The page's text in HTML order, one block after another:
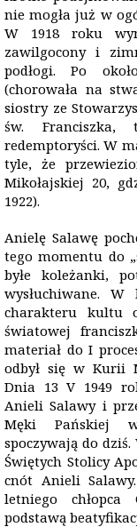
nie mogła już w
W 1918 roku
zawilgocony i
podłogi. Po
(chorowała na
siostry ze
św.
redemptoryści. W
tyle, że
Mikołajskiej 20,
1922).
Anielę Salawę
tego momentu do
byłe koleżanki,
wysłuchiwane.
charakteru kultu
światowej
materiał do I
odbył się w Kurii
Dnia 13 V 1949
Anieli Salawy i
Męki Pańskiej
spoczywają do
Świętych Stolicy
cnót Anieli
letniego chłopca
podstawą